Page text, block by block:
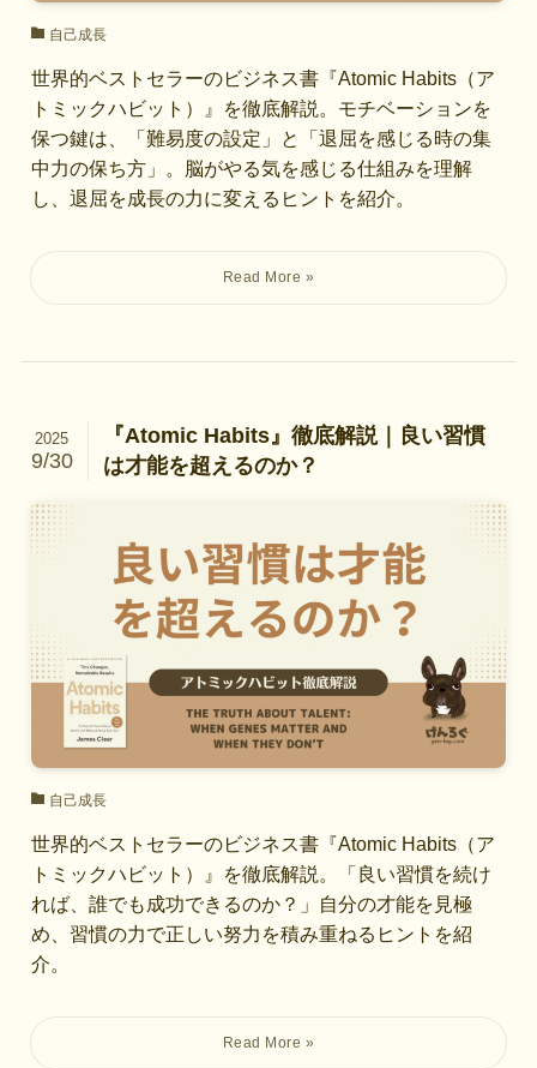
自己成長
世界的ベストセラーのビジネス書『Atomic Habits（ア
トミックハビット）』を徹底解説。モチベーションを
保つ鍵は、「難易度の設定」と「退屈を感じる時の集
中力の保ち方」。脳がやる気を感じる仕組みを理解
し、退屈を成長の力に変えるヒントを紹介。
『Atomic Habits』徹底解説｜良い習慣
は才能を超えるのか？
2025
9/30
自己成長
世界的ベストセラーのビジネス書『Atomic Habits（ア
トミックハビット）』を徹底解説。「良い習慣を続け
れば、誰でも成功できるのか？」自分の才能を見極
め、習慣の力で正しい努力を積み重ねるヒントを紹
介。